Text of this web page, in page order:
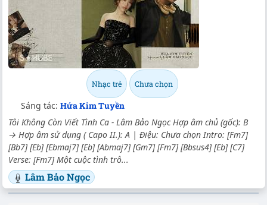
Nhạc trẻ Chưa chọn
Sáng tác: Hứa Kim Tuyền
Tôi Không Còn Viết Tình Ca - Lâm Bảo Ngọc Hợp âm chủ (gốc): B
→ Hợp âm sử dụng ( Capo II.): A | Điệu: Chưa chọn Intro: [Fm7]
[Bb7] [Eb] [Ebmaj7] [Eb] [Abmaj7] [Gm7] [Fm7] [Bbsus4] [Eb] [C7]
Verse: [Fm7] Một cuộc tình trô...
Lâm Bảo Ngọc